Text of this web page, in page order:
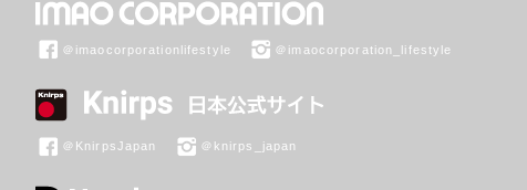
＠imaocorporationlifestyle ＠imaocorporation_lifestyle
＠KnirpsJapan ＠knirps_japan